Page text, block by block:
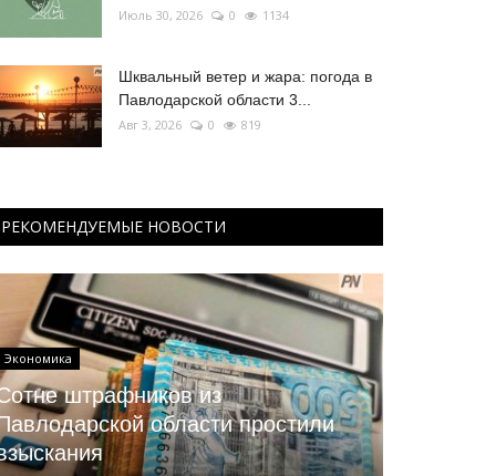
Июль 30, 2026 0 1134
Шквальный ветер и жара: погода в
Павлодарской области 3...
Авг 3, 2026 0 819
РЕКОМЕНДУЕМЫЕ НОВОСТИ
Экономика
штрафников из
области простили